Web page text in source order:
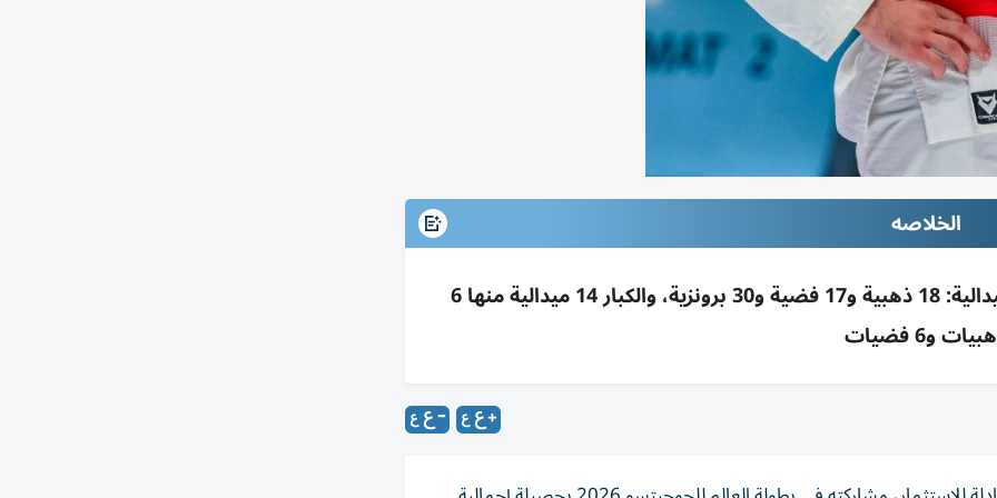
الخلاصه
الإمارات تختتم مونديال الجوجيتسو 2026 بـ65 ميدالية: 18 ذهبية و17 فضية و30 برونزية، والكبار 14 ميدالية منها 6
و6 فضيات